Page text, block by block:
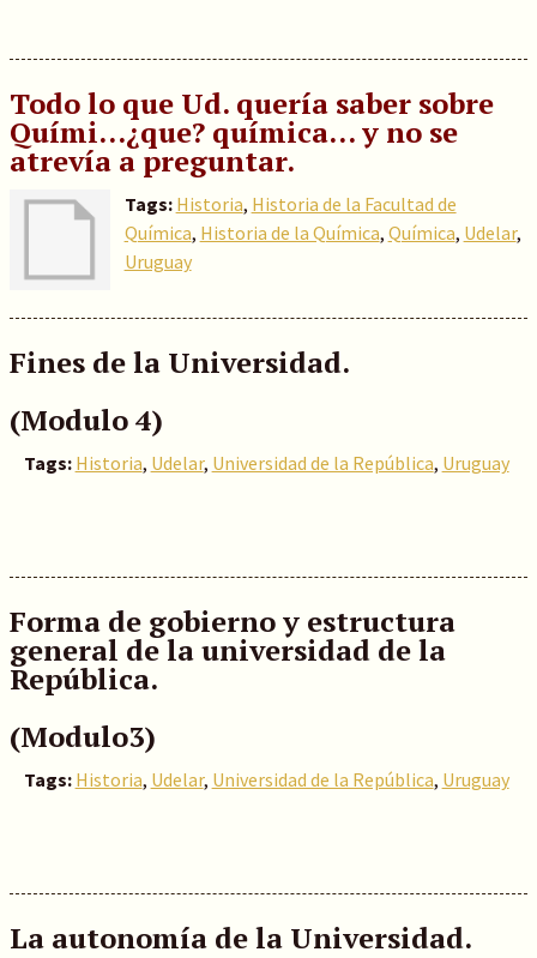
Todo lo que Ud. quería saber sobre
Quími...¿que? química... y no se
atrevía a preguntar.
Tags: Historia, Historia de la Facultad de
Química, Historia de la Química, Química, Udelar,
Uruguay
Fines de la Universidad.
(Modulo 4)
Tags: Historia, Udelar, Universidad de la República, Uruguay
Forma de gobierno y estructura
general de la universidad de la
República.
(Modulo3)
Tags: Historia, Udelar, Universidad de la República, Uruguay
La autonomía de la Universidad.